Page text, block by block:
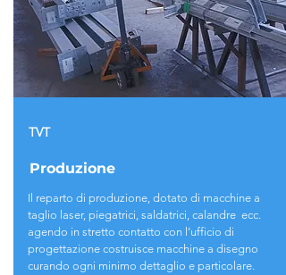
TVT
Produzione
Il reparto di produzione, dotato di macchine a
taglio laser, piegatrici, saldatrici, calandre ecc.
agendo in stretto contatto con l’ufficio di
progettazione costruisce macchine a disegno
curando ogni minimo dettaglio e particolare.